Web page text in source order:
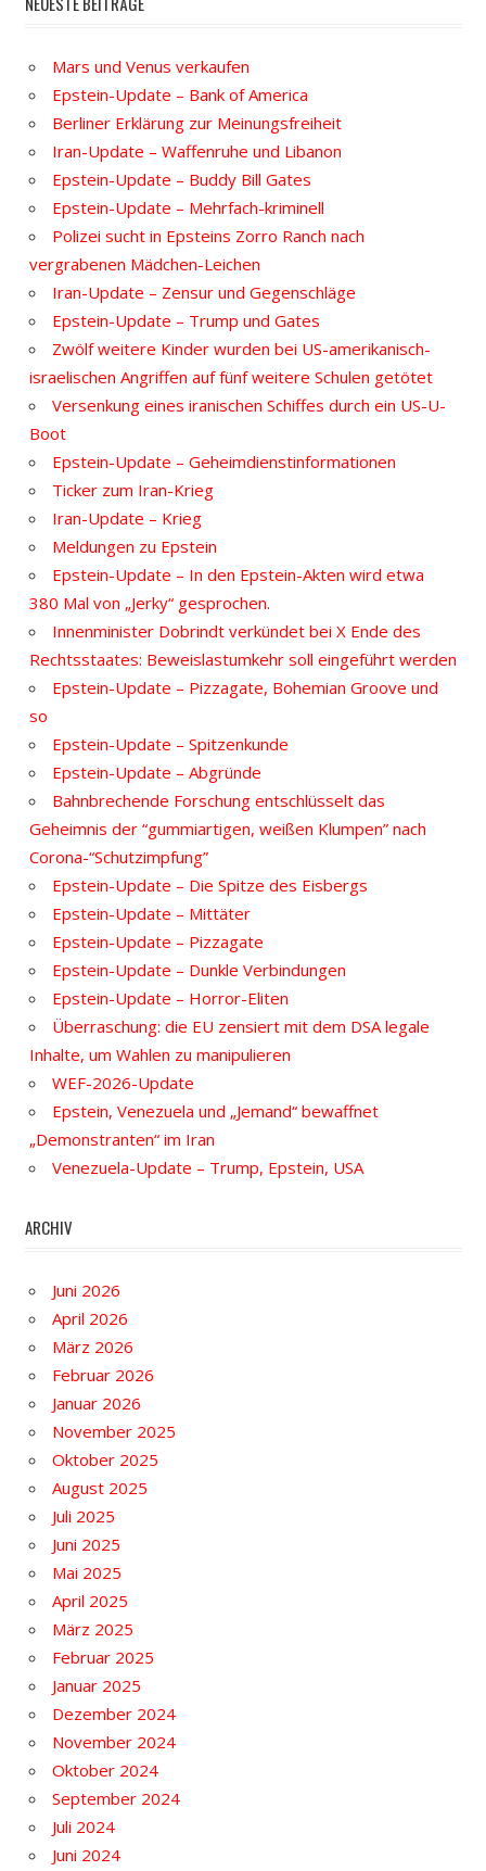
Mars und Venus verkaufen
Epstein-Update – Bank of America
Berliner Erklärung zur Meinungsfreiheit
Iran-Update – Waffenruhe und Libanon
Epstein-Update – Buddy Bill Gates
Epstein-Update – Mehrfach-kriminell
Polizei sucht in Epsteins Zorro Ranch nach
vergrabenen Mädchen-Leichen
Iran-Update – Zensur und Gegenschläge
Epstein-Update – Trump und Gates
Zwölf weitere Kinder wurden bei US-amerikanisch-
israelischen Angriffen auf fünf weitere Schulen getötet
Versenkung eines iranischen Schiffes durch ein US-U-
Boot
Epstein-Update – Geheimdienstinformationen
Ticker zum Iran-Krieg
Iran-Update – Krieg
Meldungen zu Epstein
Epstein-Update – In den Epstein-Akten wird etwa
380 Mal von „Jerky“ gesprochen.
Innenminister Dobrindt verkündet bei X Ende des
Rechtsstaates: Beweislastumkehr soll eingeführt werden
Epstein-Update – Pizzagate, Bohemian Groove und
so
Epstein-Update – Spitzenkunde
Epstein-Update – Abgründe
Bahnbrechende Forschung entschlüsselt das
Geheimnis der “gummiartigen, weißen Klumpen” nach
Corona-“Schutzimpfung”
Epstein-Update – Die Spitze des Eisbergs
Epstein-Update – Mittäter
Epstein-Update – Pizzagate
Epstein-Update – Dunkle Verbindungen
Epstein-Update – Horror-Eliten
Überraschung: die EU zensiert mit dem DSA legale
Inhalte, um Wahlen zu manipulieren
WEF-2026-Update
Epstein, Venezuela und „Jemand“ bewaffnet
„Demonstranten“ im Iran
Venezuela-Update – Trump, Epstein, USA
ARCHIV
Juni 2026
April 2026
März 2026
Februar 2026
Januar 2026
November 2025
Oktober 2025
August 2025
Juli 2025
Juni 2025
Mai 2025
April 2025
März 2025
Februar 2025
Januar 2025
Dezember 2024
November 2024
Oktober 2024
September 2024
Juli 2024
Juni 2024